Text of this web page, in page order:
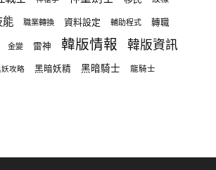
職業轉換 資料設定 輔助程式 轉職
金變 雷神 韓版情報 韓版資訊
攻略 黑暗妖精 黑暗騎士 龍騎士